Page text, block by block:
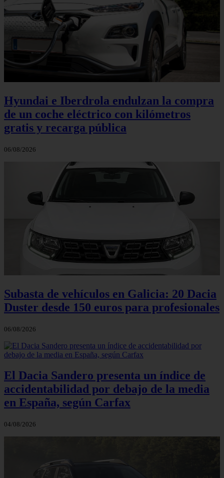
Hyundai e Iberdrola endulzan la compra
de un coche eléctrico con kilómetros
gratis y recarga pública
06/08/2026
Subasta de vehículos en Galicia: 20 Dacia
Duster desde 150 euros para profesionales
06/08/2026
El Dacia Sandero presenta un índice de
accidentabilidad por debajo de la media
en España, según Carfax
04/08/2026